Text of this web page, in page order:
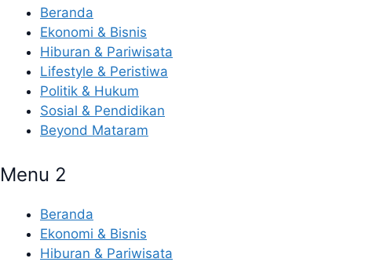
Beranda
Ekonomi & Bisnis
Hiburan & Pariwisata
Lifestyle & Peristiwa
Politik & Hukum
Sosial & Pendidikan
Beyond Mataram
Menu 2
Beranda
Ekonomi & Bisnis
Hiburan & Pariwisata